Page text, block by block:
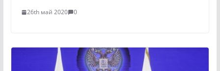
26th май 2020 0